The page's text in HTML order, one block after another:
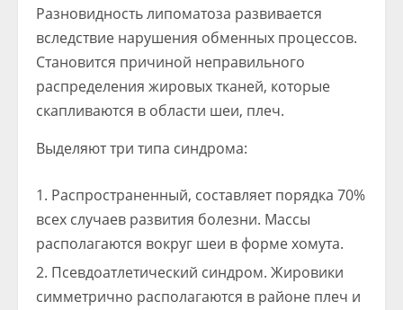
Разновидность липоматоза развивается
вследствие нарушения обменных процессов.
Становится причиной неправильного
распределения жировых тканей, которые
скапливаются в области шеи, плеч.
Выделяют три типа синдрома:
Распространенный, составляет порядка 70%
всех случаев развития болезни. Массы
располагаются вокруг шеи в форме хомута.
Псевдоатлетический синдром. Жировики
симметрично располагаются в районе плеч и